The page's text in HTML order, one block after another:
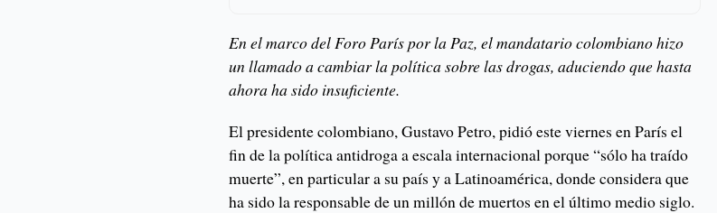
En el marco del Foro París por la Paz, el mandatario colombiano hizo
un llamado a cambiar la política sobre las drogas, aduciendo que hasta
ahora ha sido insuficiente.
El presidente colombiano, Gustavo Petro, pidió este viernes en París el
fin de la política antidroga a escala internacional porque “sólo ha traído
muerte”, en particular a su país y a Latinoamérica, donde considera que
ha sido la responsable de un millón de muertos en el último medio siglo.